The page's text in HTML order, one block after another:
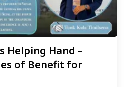
Helping Hand –
of Benefit for